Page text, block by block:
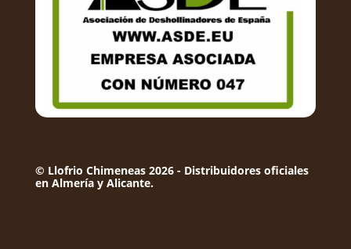
© Llofrio Chimeneas 2026 - Distribuidores oficiales
en Almería y Alicante.